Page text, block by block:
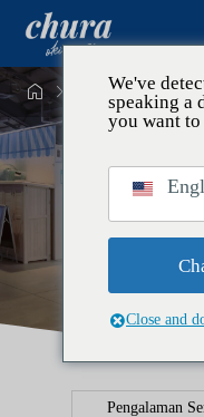
 
Pengalaman
We've
speaking a
you want
Close and